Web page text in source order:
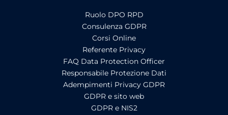
Ruolo DPO RPD
Consulenza GDPR
Corsi Online
Referente Privacy
FAQ Data Protection Officer
Responsabile Protezione Dati
Adempimenti Privacy GDPR
GDPR e sito web
GDPR e NIS2